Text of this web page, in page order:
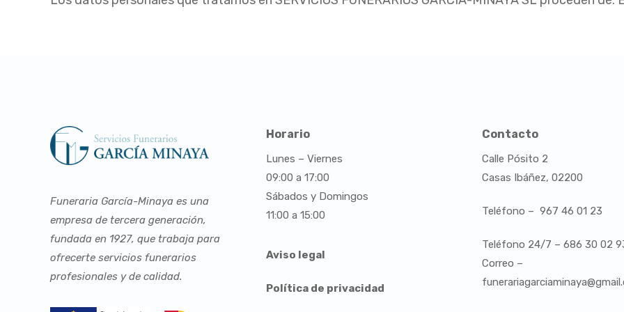
Funeraria García-Minaya es una
empresa de tercera generación,
fundada en 1927, que trabaja para
ofrecerte servicios funerarios
profesionales y de calidad.
Horario
Lunes – Viernes
09:00 a 17:00
Sábados y Domingos
11:00 a 15:00
Aviso legal
Política de privacidad
Contacto
Calle Pósito 2
Casas Ibáñez, 02200
Teléfono – 967 46 01 23
Teléfono 24/7 – 686 30 02
Correo –